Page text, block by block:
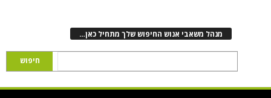
מנהל משאבי אנוש החיפוש שלך מתחיל כאן…